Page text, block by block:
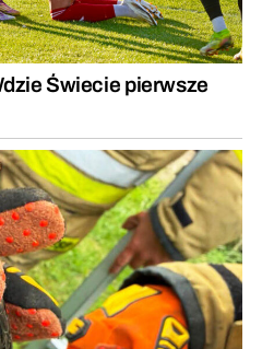
Świecie pierwsze